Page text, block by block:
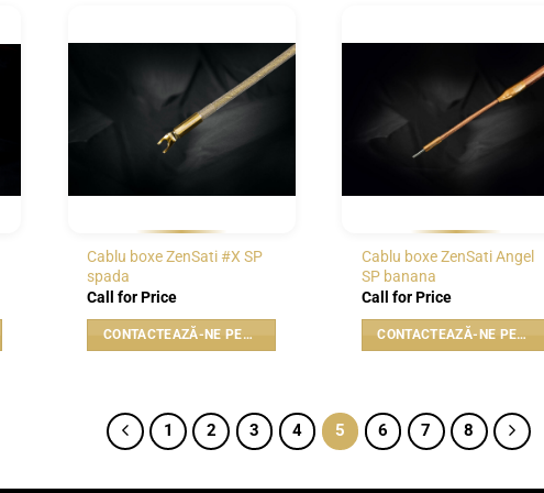
WISHLIST
Cablu boxe ZenSati #X SP
spada
Call for Price
CONTACTEAZĂ-NE PENTRU PREȚ
WISHLIST
Cablu boxe ZenSati Angel
SP banana
Call for Price
CONTACTEAZĂ-NE PENTRU PREȚ
1 2 3 4 5 6 7 8